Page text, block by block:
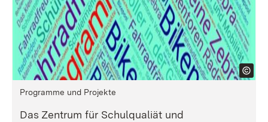
Programme und Projekte
Das Zentrum für Schulqualiät und